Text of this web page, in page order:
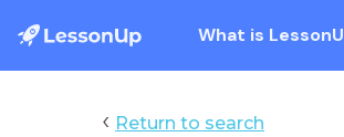
What is
‹ Return to search